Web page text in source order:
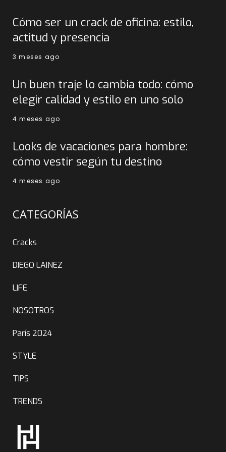
Cómo ser un crack de oficina: estilo,
actitud y presencia
3 meses ago
Un buen traje lo cambia todo: cómo
elegir calidad y estilo en uno solo
4 meses ago
Looks de vacaciones para hombre:
cómo vestir según tu destino
4 meses ago
CATEGORÍAS
Cracks
DIEGO LAINEZ
LIFE
NOSOTROS
París 2024
STYLE
TIPS
TRENDS